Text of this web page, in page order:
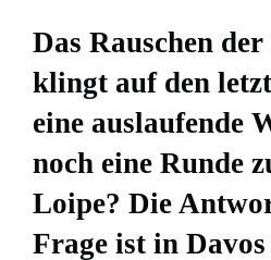
Das Rauschen
klingt auf den
eine auslaufende
noch eine Runde
Loipe? Die
Frage ist in